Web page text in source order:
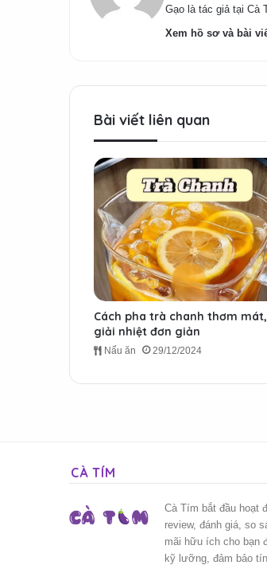
Gạo là tác giả tại Cà
Xem hồ sơ và bài
Bài viết liên quan
Cách pha trà chanh thơm mát,
giải nhiệt đơn giản
Nấu ăn 29/12/2024
CÀ TÍM
Cà Tím bắt đầu hoạt
review, đánh giá, so
mãi hữu ích cho bạn
kỹ lưỡng, đảm bảo